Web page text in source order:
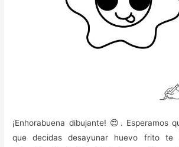
¡Enhorabuena dibujante! 😍. Esperamos
que decidas desayunar huevo frito te